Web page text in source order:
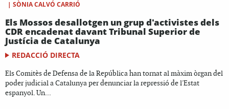
| SÒNIA CALVÓ CARRIÓ
Els Mossos desallotgen un grup d'activistes dels
CDR encadenat davant Tribunal Superior de
Justícia de Catalunya
REDACCIÓ DIRECTA
Els Comitès de Defensa de la República han tornat al màxim òrgan del
poder judicial a Catalunya per denunciar la repressió de l'Estat
espanyol. Un...